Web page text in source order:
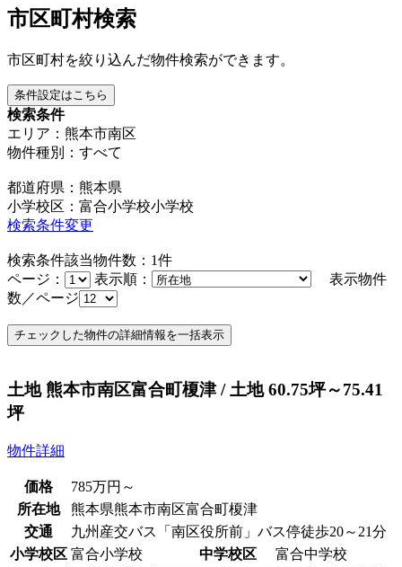
市区町村検索
市区町村を絞り込んだ物件検索ができます。
条件設定はこちら
検索条件
エリア：熊本市南区
物件種別：すべて
都道府県：熊本県
小学校区：富合小学校小学校
検索条件変更
検索条件該当物件数： 1件
ページ：
表示順：
表示物件
数／ページ
土地 熊本市南区富合町榎津 / 土地 60.75坪～75.41
坪
物件詳細
価格 785万円 ～
所在地
熊本県熊本市南区富合町榎津
交通
九州産交バス「南区役所前」バス停徒歩20～21分
小学校区 富合小学校 中学校区
富合中学校